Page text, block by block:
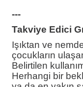
---
Takviye Edici
Işıktan ve
çocukların
Belirtilen
Herhangi bir